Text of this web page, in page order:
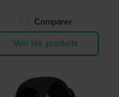
Comparer
Voir les produits